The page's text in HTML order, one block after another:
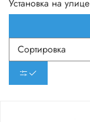
Установка на улице